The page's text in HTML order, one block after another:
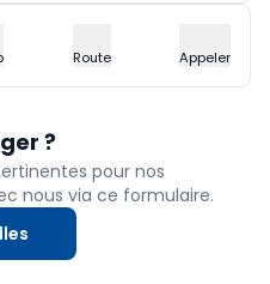
Route Appeler
?
pour nos
nous via ce formulaire.